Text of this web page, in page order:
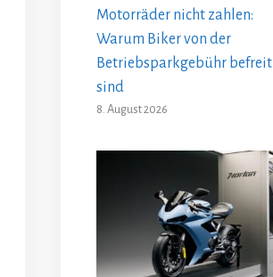
Motorräder nicht zahlen:
Warum Biker von der
Betriebsparkgebühr befreit
sind
8. August 2026